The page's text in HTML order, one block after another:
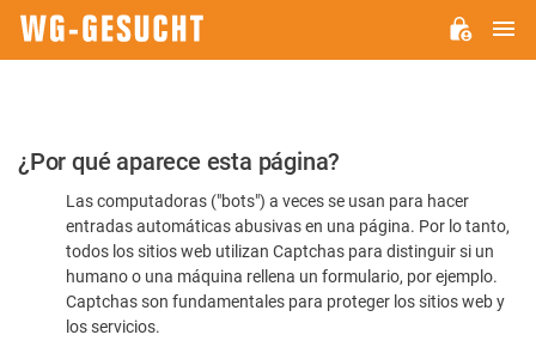
Por
favor,
confirme
humano
¿Por qué aparece esta página?
Las computadoras ("bots") a veces se usan para hacer
entradas automáticas abusivas en una página. Por lo tanto,
todos los sitios web utilizan Captchas para distinguir si un
humano o una máquina rellena un formulario, por ejemplo.
Captchas son fundamentales para proteger los sitios web y
los servicios.